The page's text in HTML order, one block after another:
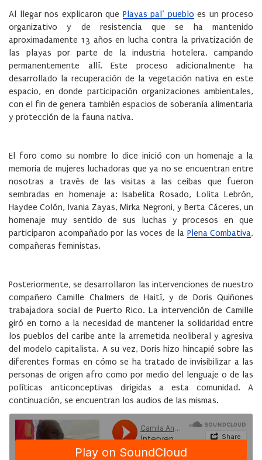
Al llegar nos explicaron que Playas pal’ pueblo es un proceso
organizativo y de resistencia que se ha mantenido
aproximadamente 13 años en lucha contra la privatización de
las playas por parte de la industria hotelera, campando
permanentemente allí. Este proceso adicionalmente ha
desarrollado la recuperación de la vegetación nativa en este
espacio, en donde participación organizaciones ambientales,
con el fin de genera también espacios de soberanía alimentaria
y protección de la fauna nativa.
El foro como su nombre lo dice inició con un homenaje a la
memoria de mujeres luchadoras que ya no se encuentran entre
nosotras a través de las visitas a las ceibas que fueron
sembradas en homenaje a: Isabelita Rosado, Lolita Lebrón,
Haydee Colón, Ivania Zayas, Mirka Negroni, y Berta Cáceres, un
homenaje muy sentido de sus luchas y procesos en que
participaron acompañado por las voces de la Plena Combativa,
compañeras feministas.
Posteriormente, se desarrollaron las intervenciones de nuestro
compañero Camille Chalmers de Haití, y de Doris Quiñones
trabajadora social de Puerto Rico. La intervención de Camille
giró en torno a la necesidad de mantener la solidaridad entre
los pueblos del caribe ante la arremetida neoliberal y agresiva
del modelo capitalista. A su vez, Doris hizo hincapié sobre las
diferentes formas en cómo se ha tratado de invisibilizar a las
personas de origen afro como por medio del lenguaje o de las
políticas anticonceptivas dirigidas a esta comunidad. A
continuación, se encuentran los audios de las mismas.